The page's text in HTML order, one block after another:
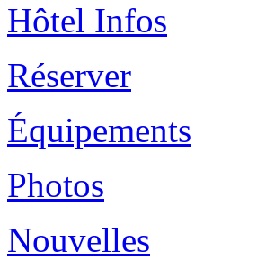
Hôtel Infos
Réserver
Équipements
Photos
Nouvelles